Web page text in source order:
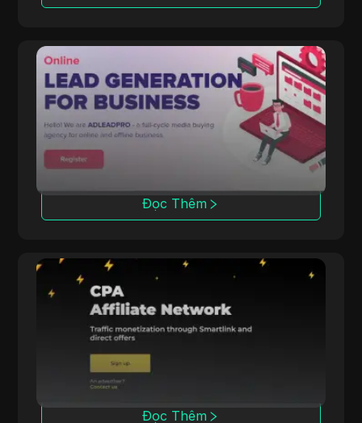
ADLEAD.PRO
ADLEAD.PRO tích hợp các công cụ kiếm tiền
với các chương trình affiliate để đạt hiệu suất
tối ưu.
Đọc Thêm
Datify.Link
Datify.Link cung cấp cho các affiliate thanh
toán hàng ngày và các công cụ cho các chiến
dịch đa ngành.
Đọc Thêm